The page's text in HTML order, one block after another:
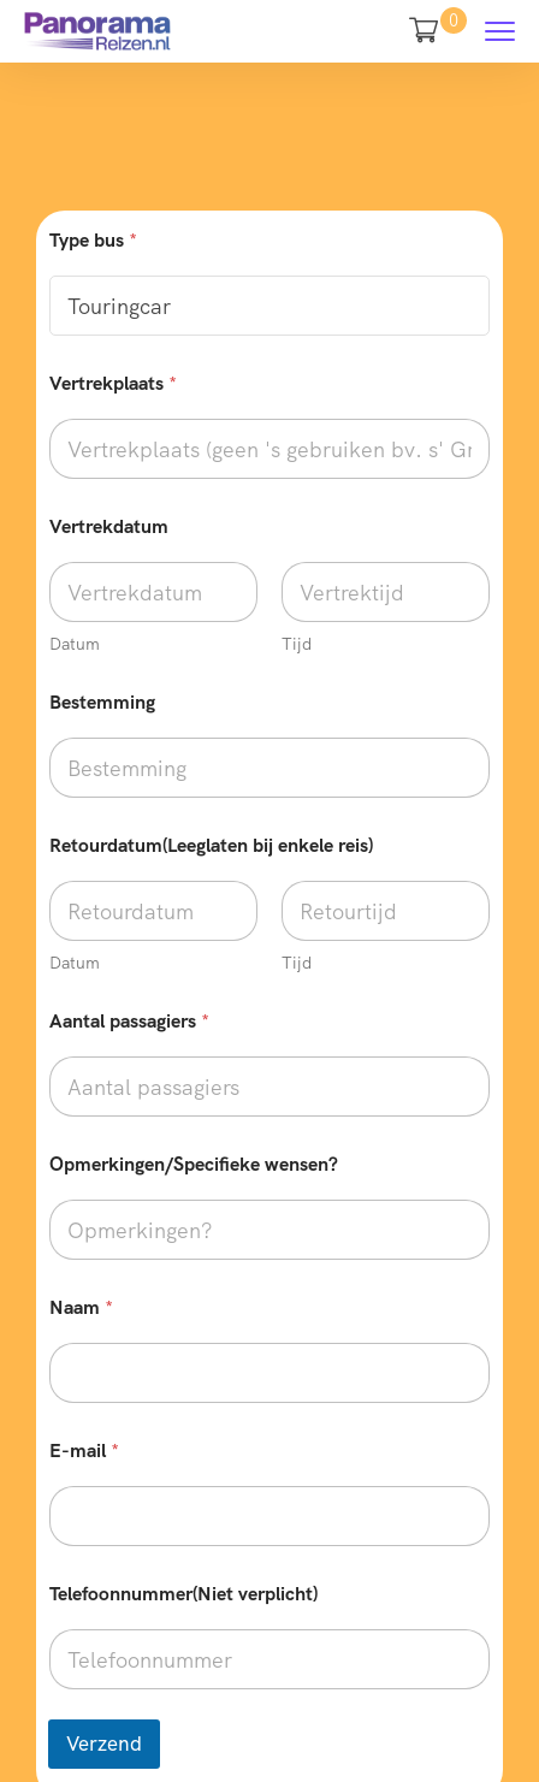
0
Type bus *
Vertrekplaats *
Vertrekdatum
Datum Tijd
i
T
y
p
e
k
l
e
Bestemming
Retourdatum(Leeglaten bij enkele reis)
Datum Tijd
Aantal passagiers *
Opmerkingen/Specifieke wensen?
Naam *
E-mail *
Telefoonnummer(Niet verplicht)
Verzend